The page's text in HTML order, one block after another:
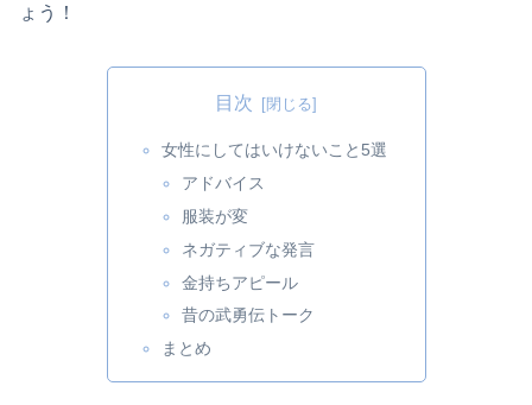
ょう！
目次
女性にしてはいけないこと5選
アドバイス
服装が変
ネガティブな発言
金持ちアピール
昔の武勇伝トーク
まとめ